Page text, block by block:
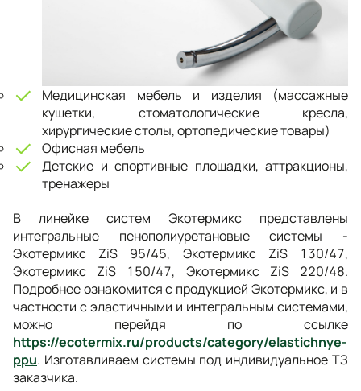
Медицинская мебель и изделия (массажные
кушетки, стоматологические кресла,
хирургические столы, ортопедические товары)
Офисная мебель
Детские и спортивные площадки, аттракционы,
тренажеры
В линейке систем Экотермикс представлены
интегральные пенополиуретановые системы -
Экотермикс ZiS 95/45, Экотермикс ZiS 130/47,
Экотермикс ZiS 150/47, Экотермикс ZiS 220/48.
Подробнее ознакомится с продукцией Экотермикс, и в
частности с эластичными и интегральным системами,
можно перейдя по ссылке
https://ecotermix.ru/products/category/elastichnye-
ppu. Изготавливаем системы под индивидуальное ТЗ
заказчика.